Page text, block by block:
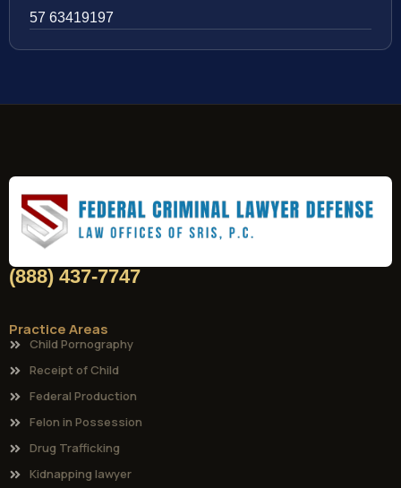
57 63419197
(888) 437-7747
Practice Areas
Child Pornography
Receipt of Child
Federal Production
Felon in Possession
Drug Trafficking
Kidnapping lawyer